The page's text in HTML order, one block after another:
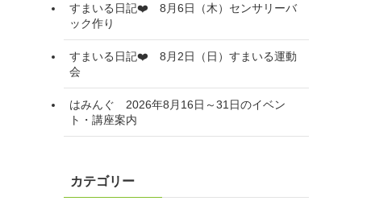
すまいる日記❤️ 8月6日（木）センサリーバ
ック作り
すまいる日記❤️ 8月2日（日）すまいる運動
会
はみんぐ 2026年8月16日～31日のイベン
ト・講座案内
カテゴリー